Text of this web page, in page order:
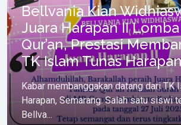
Bellvania Kian
Juara Harapan II
Qur’an, Prestasi
TK Islam Tunas
Kabar membanggakan datang dari TK
Harapan, Semarang. Salah satu siswi
Bellva...